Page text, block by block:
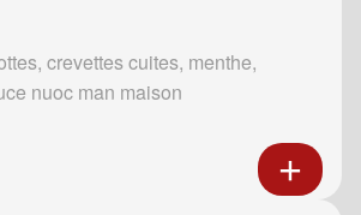
crevettes cuites, menthe,
nuoc man maison